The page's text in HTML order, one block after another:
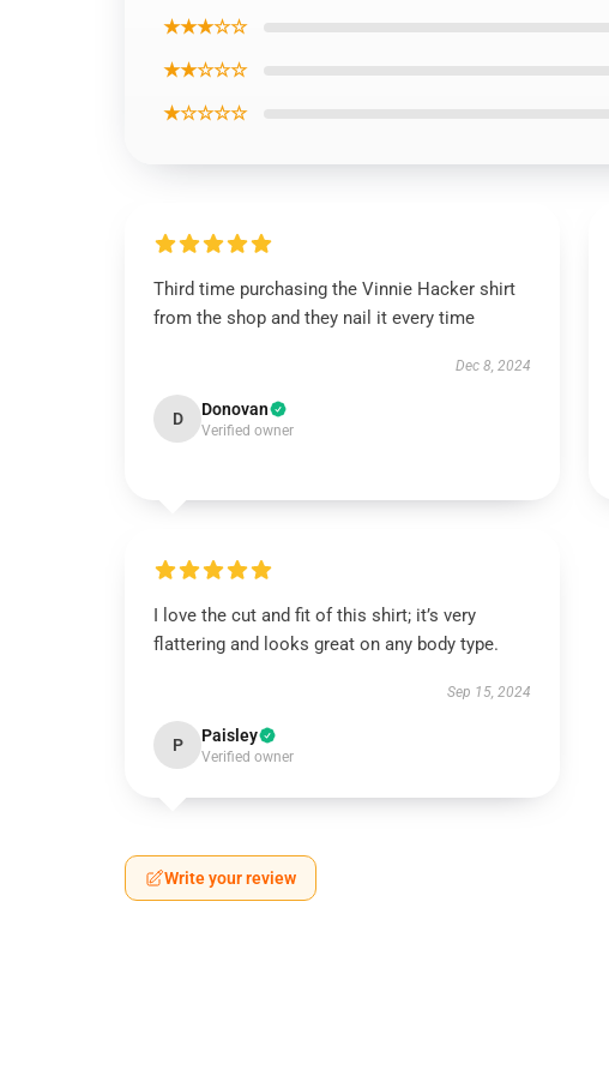
★★★☆☆
★★☆☆☆
★☆☆☆☆
Third time purchasing the Vinnie Hacker shirt
from the shop and they nail it every time
Dec 8, 2024
D Donovan
Verified owner
I love the cut and fit of this shirt; it’s very
flattering and looks great on any body type.
Sep 15, 2024
P Paisley
Verified owner
Write your review